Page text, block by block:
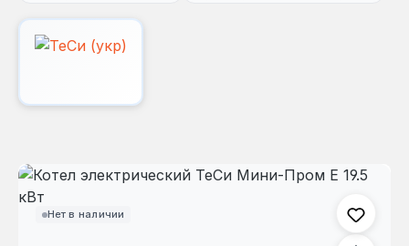
Нет в наличии
Пропустить галерею изображений